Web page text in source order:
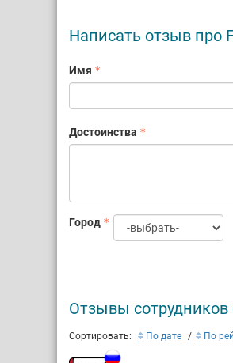
Написать отзыв про
Имя
Достоинства
Город
Отзывы сотрудников
Сортировать: По дате По